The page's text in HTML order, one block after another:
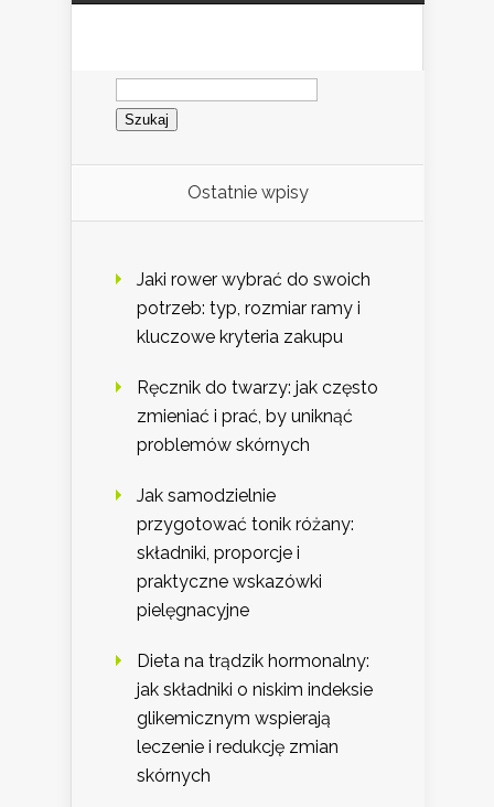
Szukaj:
Ostatnie wpisy
Jaki rower wybrać do swoich
potrzeb: typ, rozmiar ramy i
kluczowe kryteria zakupu
Ręcznik do twarzy: jak często
zmieniać i prać, by uniknąć
problemów skórnych
Jak samodzielnie
przygotować tonik różany:
składniki, proporcje i
praktyczne wskazówki
pielęgnacyjne
Dieta na trądzik hormonalny:
jak składniki o niskim indeksie
glikemicznym wspierają
leczenie i redukcję zmian
skórnych